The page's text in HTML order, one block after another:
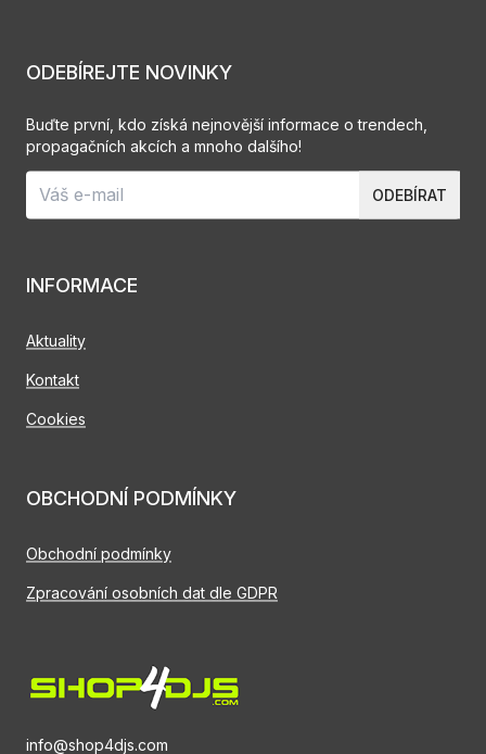
info@shop4djs.com
INFORMACE
Aktuality
Kontakt
Cookies
OBCHODNÍ PODMÍNKY
Obchodní podmínky
Zpracování osobních dat dle GDPR
ODEBÍREJTE NOVINKY
Buďte první, kdo získá nejnovější informace o trendech,
propagačních akcích a mnoho dalšího!
ODEBÍRAT